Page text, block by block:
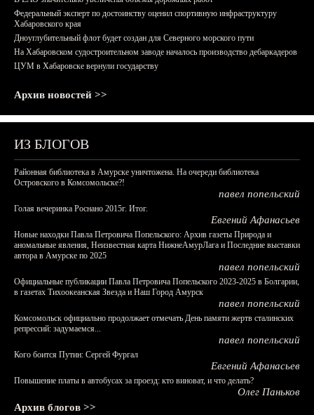
Федеральный эксперт по достоинству оценил спортивную инфраструктуру
Хабаровского края
Дноуглубительный флот будет создан для Северного морского пути
На Хабаровском судостроительном заводе началось производство дебаркадеров
ЦУМ в Хабаровске вернули государству
Архив новостей >>
ИЗ БЛОГОВ
Районная библиотека в Амурске уничтожена. На очереди библиотека
Островского в Комсомольске?!
павел попельский
Голая вечеринка Роснано 2015г. Итог.
Евгений Афанасьев
Новые находки Павла Петровича Попельского: Архив газеты Природа и
аномальные явления, Неизвестная карта НижнеАмурЛага и Последние выставки
автора в Амурске по 2025
павел попельский
Официальные публикации Павла Петровича Попельского 2023-2025 в Болгарии,
в газетах Тихоокеанская Звезда и Наш Город Амурск
павел попельский
Комсомольск официально продолжает отмечать День памяти жертв сталинских
репрессий: задумаемся...
павел попельский
Кого боится Путин: Сергей Фургал
Евгений Афанасьев
Повышение платы в автобусах за проезд: кто виноват, и что делать?
Олег Паньков
Архив блогов >>